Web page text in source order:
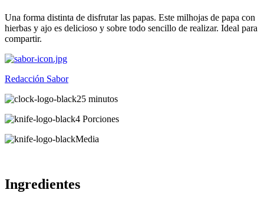
Una forma distinta de disfrutar las papas. Este milhojas de papa con
hierbas y ajo es delicioso y sobre todo sencillo de realizar. Ideal para
compartir.
Redacción Sabor
25 minutos
4 Porciones
Media
Ingredientes